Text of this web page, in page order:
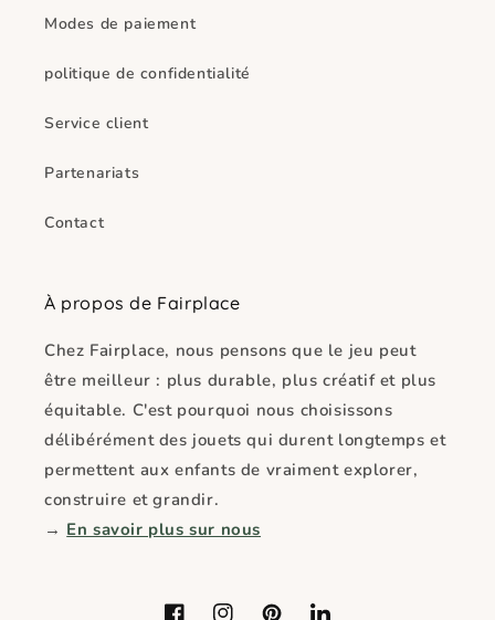
Modes de paiement
politique de confidentialité
Service client
Partenariats
Contact
À propos de Fairplace
Chez Fairplace, nous pensons que le jeu peut
être meilleur : plus durable, plus créatif et plus
équitable. C'est pourquoi nous choisissons
délibérément des jouets qui durent longtemps et
permettent aux enfants de vraiment explorer,
construire et grandir.
→ En savoir plus sur nous